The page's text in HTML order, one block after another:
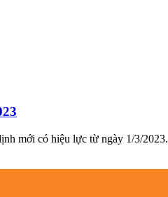
mới có hiệu lực từ ngày 1/3/2023.